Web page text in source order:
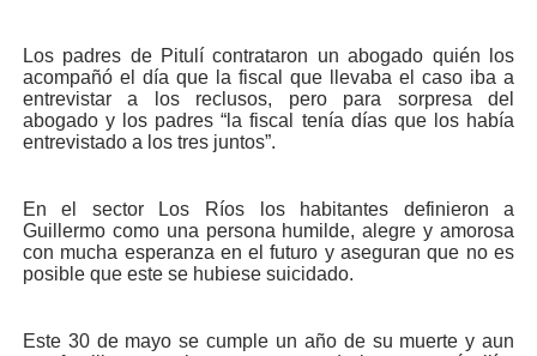
Los padres de Pitulí contrataron un abogado quién los
acompañó el día que la fiscal que llevaba el caso iba a
entrevistar a los reclusos, pero para sorpresa del
abogado y los padres “la fiscal tenía días que los había
entrevistado a los tres juntos”.
En el sector Los Ríos los habitantes definieron a
Guillermo como una persona humilde, alegre y amorosa
con mucha esperanza en el futuro y aseguran que no es
posible que este se hubiese suicidado.
Este 30 de mayo se cumple un año de su muerte y aun